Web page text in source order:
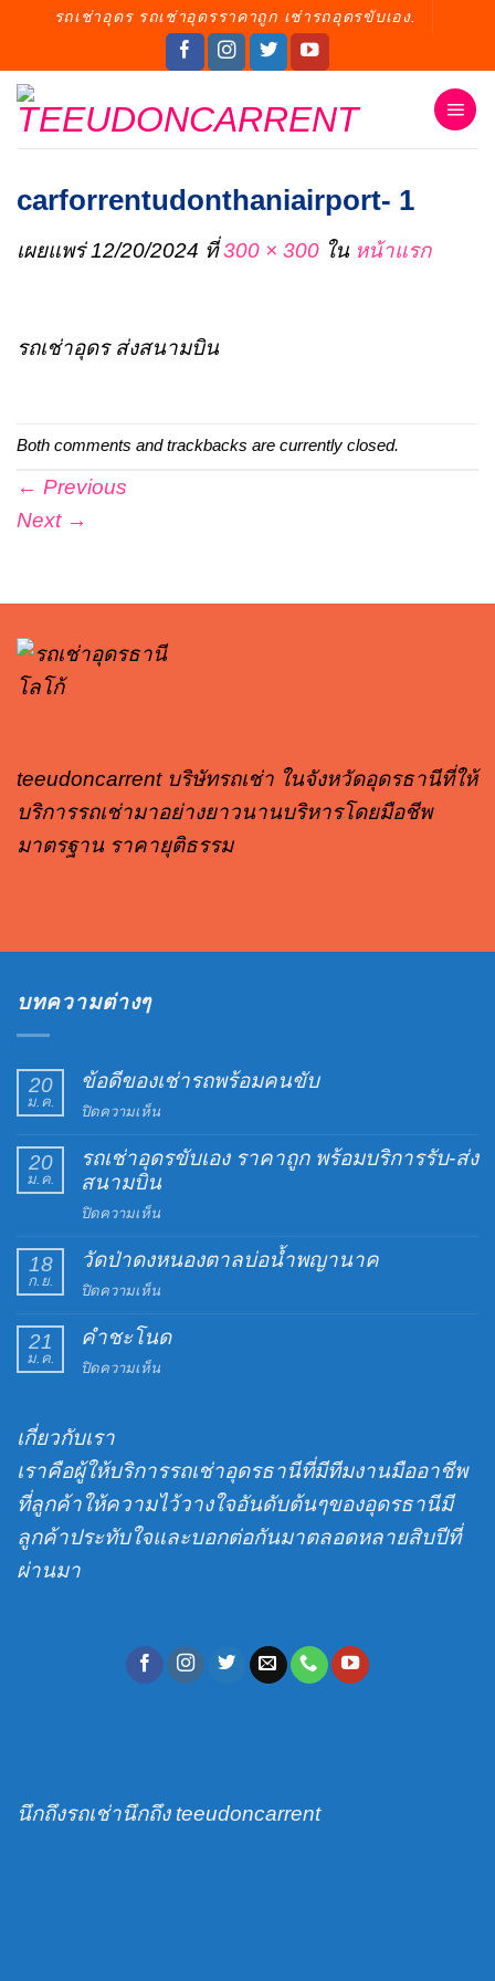
ยัง
เนื้อหา
รถเช่าอุดร รถเช่าอุดรราคาถูก เช่ารถอุดรขับเอง.
carforrentudonthaniairport- 1
เผยแพร่12/20/2024 ที่300 × 300 ใน หน้าแรก
รถเช่าอุดร ส่งสนามบิน
Both comments and trackbacks are currently closed.
← Previous
Next →
teeudoncarrent บริษัทรถเช่า ในจังหวัดอุดรธานีที่ให้
บริการรถเช่ามาอย่างยาวนานบริหารโดยมือชีพ
มาตรฐาน ราคายุติธรรม
บทความต่างๆ
20
ม.ค.
ข้อดีของเช่ารถพร้อมคนขับ
ปิดความเห็นบน
ของ
เช่า
ขับ
20
ม.ค.
รถเช่าอุดรขับเอง ราคาถูก พร้อมบริการรับ-ส่ง
สนามบิน
ปิดความเห็นบน
เช่า
ถูก
ส่ง
สนาม
บิน
18
ก.ย.
วัดป่าดงหนองตาลบ่อน้ำพญานาค
ปิดความเห็นบน
ป่าดง
21
ม.ค.
คำชะโนด
ปิดความเห็นบน
เกี่ยวกับเรา
เราคือผู้ให้บริการรถเช่าอุดรธานีที่มีทีมงานมืออาชีพ
ที่ลูกค้าให้ความไว้วางใจอันดับต้นๆของอุดรธานีมี
ลูกค้าประทับใจและบอกต่อกันมาตลอดหลายสิบปีที่
ผ่านมา
นึกถึงรถเช่านึกถึง teeudoncarrent